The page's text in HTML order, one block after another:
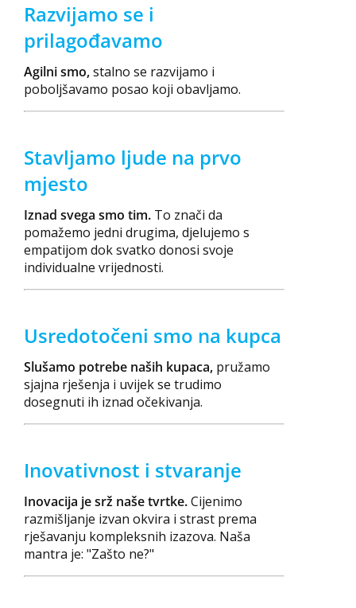
Razvijamo se i
prilagođavamo
Agilni smo,stalno se razvijamo i
poboljšavamo posao koji obavljamo.
Stavljamo ljude na prvo
mjesto
Iznad svega smo tim. To znači da
pomažemo jedni drugima, djelujemo s
empatijom dok svatko donosi svoje
individualne vrijednosti.
Usredotočeni smo na kupca
Slušamo potrebe naših kupaca, pružamo
sjajna rješenja i uvijek se trudimo
dosegnuti ih iznad očekivanja.
Inovativnost i stvaranje
Inovacija je srž naše tvrtke.Cijenimo
razmišljanje izvan okvira i strast prema
rješavanju kompleksnih izazova. Naša
mantra je: "Zašto ne?"